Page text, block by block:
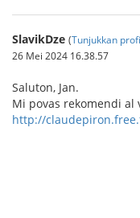
SlavikDze (Tunjukkan
26 Mei 2024 16.38.57
Saluton, Jan.
Mi povas rekomendi al
http://